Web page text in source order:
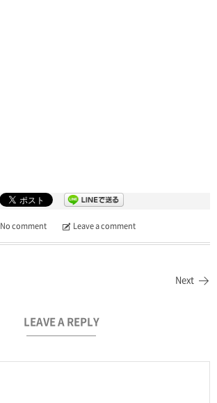
No comment Leave a comment
Next
LEAVE A REPLY